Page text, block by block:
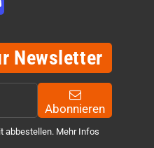
Newsletter
Abonnieren
abbestellen. Mehr Infos